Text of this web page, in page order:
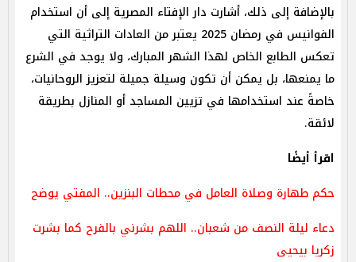
بالإضافة إلى ذلك، أشارت دار الإفتاء المصرية إلى أن استخدام
الفوانيس في رمضان 2025 يعتبر من العادات التراثية التي
تعكس الطابع الخاص لهذا الشهر المبارك، ولا يوجد في الشرع
ما يمنعها، بل يمكن أن تكون وسيلة جميلة لتعزيز الروحانيات،
خاصةً عند استخدامها في تزيين المساجد أو المنازل بطريقة
لائقة.
اقرأ أيضًا
حكم طهارة وصلاة العامل في محطات البنزين.. المفتي يوضح
دعاء ليلة النصف من شعبان.. اللهم بشرني بالفرح كما بشرت
زكريا بيحيى